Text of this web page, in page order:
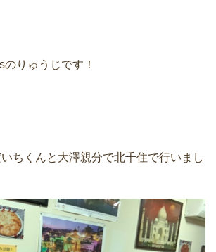
りゅうじです！
ちくんと大澤親分で北千住で行いまし